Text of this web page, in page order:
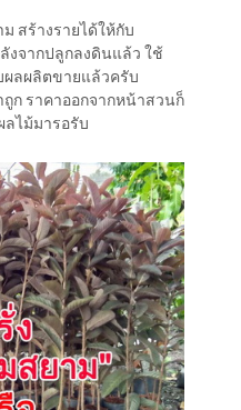
สร้างรายได้ให้กับ
งจากปลูกลงดินแล้ว ใช้
ผลผลิตขายแล้วครับ
ก ราคาออกจากหน้าสวนก็
ไม้มารอรับ